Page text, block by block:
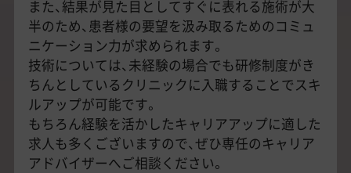
また、結果が見た目としてすぐに表れる施術が大
半のため、患者様の要望を汲み取るためのコミュ
ニケーション力が求められます。
技術については、未経験の場合でも研修制度がき
ちんとしているクリニックに入職することでスキ
ルアップが可能です。
もちろん経験を活かしたキャリアアップに適した
求人も多くございますので、ぜひ専任のキャリア
アドバイザーへご相談ください。